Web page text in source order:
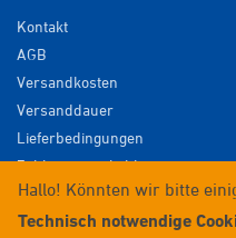
Kontakt
AGB
Versandkosten
Versanddauer
Lieferbedingungen
Zahlungsmöglichkeiten
Datenschutz
Impressum
Hallo! Könnten wir bitte
Technisch notwendige